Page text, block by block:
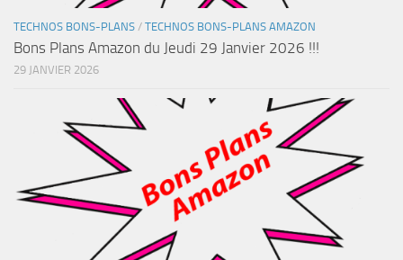
TECHNOS BONS-PLANS / TECHNOS BONS-PLANS AMAZON
Bons Plans Amazon du Jeudi 29 Janvier 2026 !!!
29 JANVIER 2026